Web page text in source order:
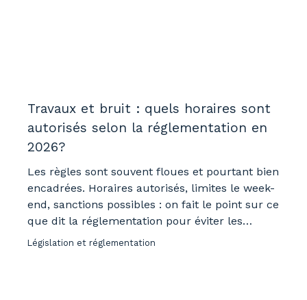
Travaux et bruit : quels horaires sont
autorisés selon la réglementation en
2026?
Les règles sont souvent floues et pourtant bien
encadrées. Horaires autorisés, limites le week-
end, sanctions possibles : on fait le point sur ce
que dit la réglementation pour éviter les
mauvaises surprises avec le voisinage.
Législation et réglementation